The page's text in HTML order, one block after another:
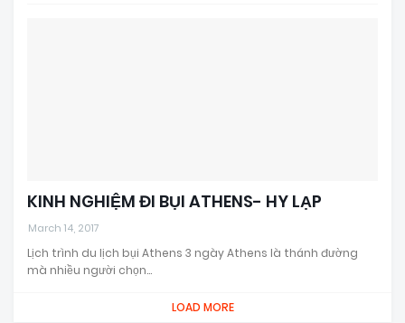
KINH NGHIỆM ĐI BỤI ATHENS- HY LẠP
March 14, 2017
Lịch trình du lịch bụi Athens 3 ngày Athens là thánh đường
mà nhiều người chọn…
LOAD MORE